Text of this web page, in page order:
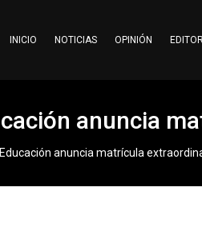
INICIO NOTICIAS OPINIÓN
anuncia
anuncia matrícula